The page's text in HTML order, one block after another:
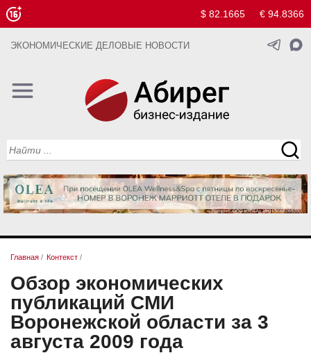
$ 82.1665 € 94.8366
ЭКОНОМИЧЕСКИЕ ДЕЛОВЫЕ НОВОСТИ
Главная / Контекст /
Обзор экономических
публикаций СМИ
Воронежской области за 3
августа 2009 года